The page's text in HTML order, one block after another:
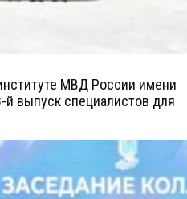
МВД России имени
й выпуск специалистов для